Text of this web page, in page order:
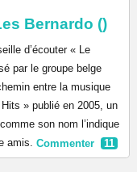
Bernardo ()
d’écouter « Le
par le groupe belge
entre la musique
» publié en 2005, un
son nom l’indique
amis. Commenter 11